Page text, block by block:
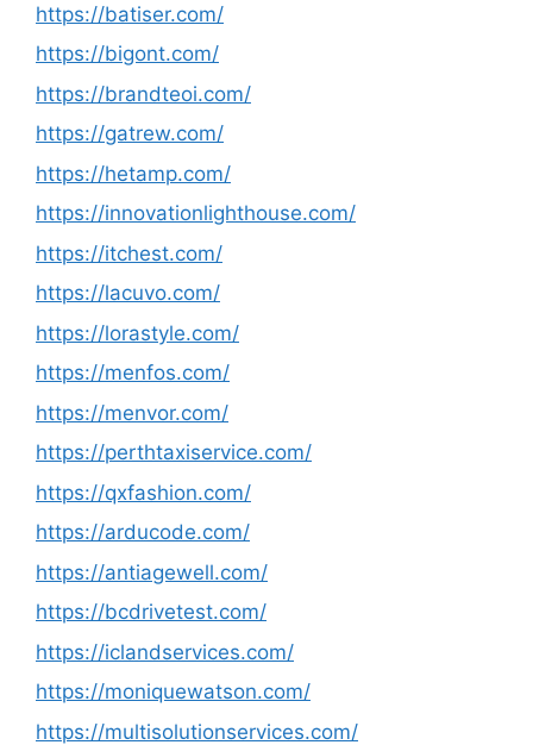
https://batiser.com/
https://bigont.com/
https://brandteoi.com/
https://gatrew.com/
https://hetamp.com/
https://innovationlighthouse.com/
https://itchest.com/
https://lacuvo.com/
https://lorastyle.com/
https://menfos.com/
https://menvor.com/
https://perthtaxiservice.com/
https://qxfashion.com/
https://arducode.com/
https://antiagewell.com/
https://bcdrivetest.com/
https://iclandservices.com/
https://moniquewatson.com/
https://multisolutionservices.com/